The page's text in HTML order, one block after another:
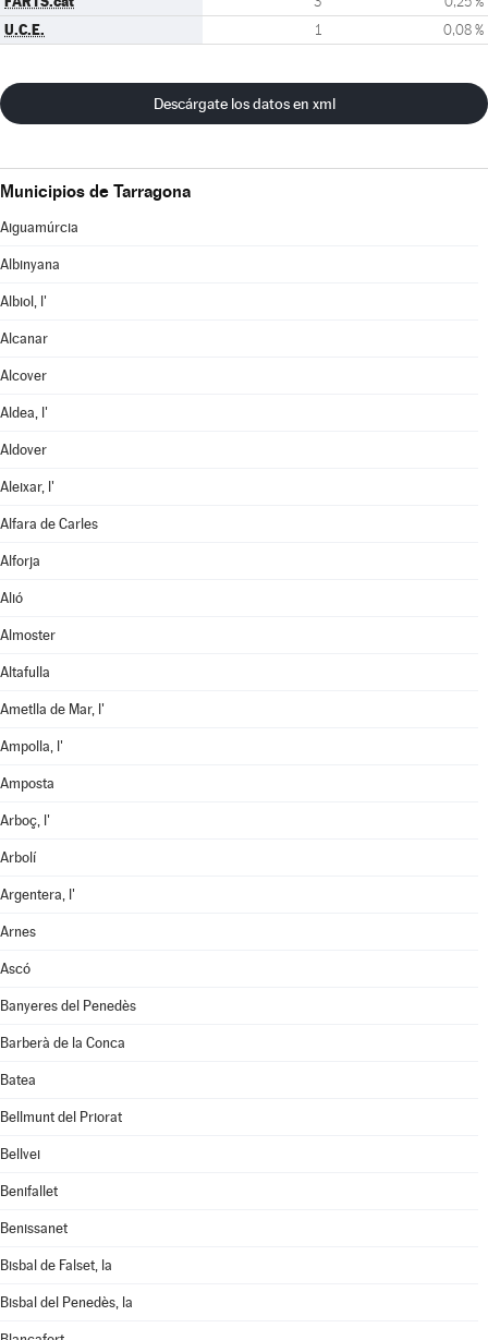
U.C.E. 1 0,08 %
Descárgate los datos en xml
Municipios de Tarragona
Aiguamúrcia
Albinyana
Albiol, l'
Alcanar
Alcover
Aldea, l'
Aldover
Aleixar, l'
Alfara de Carles
Alforja
Alió
Almoster
Altafulla
Ametlla de Mar, l'
Ampolla, l'
Amposta
Arboç, l'
Arbolí
Argentera, l'
Arnes
Ascó
Banyeres del Penedès
Barberà de la Conca
Batea
Bellmunt del Priorat
Bellvei
Benifallet
Benissanet
Bisbal de Falset, la
Bisbal del Penedès, la